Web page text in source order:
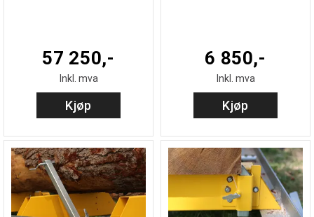
57 250,-
Inkl. mva
Kjøp
6 850,-
Inkl. mva
Kjøp